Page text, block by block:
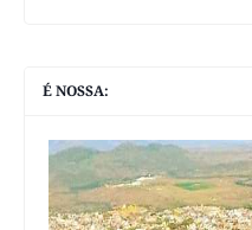
É NOSSA: